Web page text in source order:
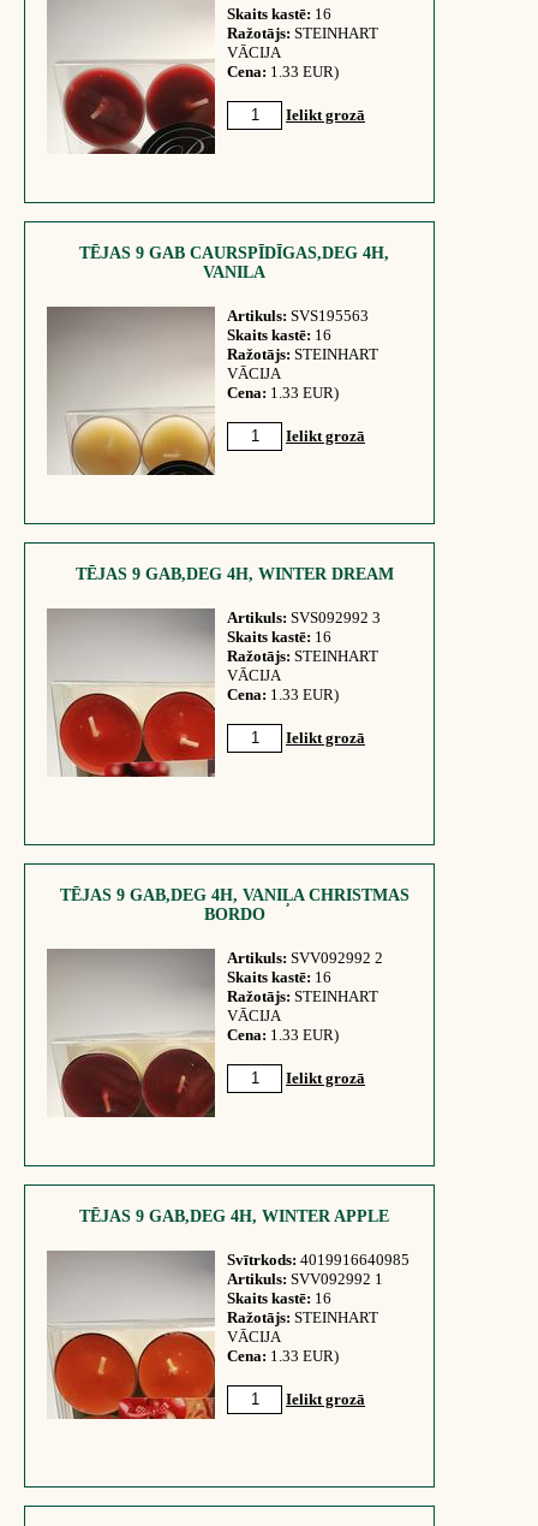
Skaits kastē: 16
Ražotājs: STEINHART
VĀCIJA
Cena: 1.33 EUR)
Ielikt grozā
TĒJAS 9 GAB CAURSPĪDĪGAS,DEG 4H,
VANILA
Artikuls: SVS195563
Skaits kastē: 16
Ražotājs: STEINHART
VĀCIJA
Cena: 1.33 EUR)
Ielikt grozā
TĒJAS 9 GAB,DEG 4H, WINTER DREAM
Artikuls: SVS092992 3
Skaits kastē: 16
Ražotājs: STEINHART
VĀCIJA
Cena: 1.33 EUR)
Ielikt grozā
TĒJAS 9 GAB,DEG 4H, VANIĻA CHRISTMAS
BORDO
Artikuls: SVV092992 2
Skaits kastē: 16
Ražotājs: STEINHART
VĀCIJA
Cena: 1.33 EUR)
Ielikt grozā
TĒJAS 9 GAB,DEG 4H, WINTER APPLE
Svītrkods: 4019916640985
Artikuls: SVV092992 1
Skaits kastē: 16
Ražotājs: STEINHART
VĀCIJA
Cena: 1.33 EUR)
Ielikt grozā